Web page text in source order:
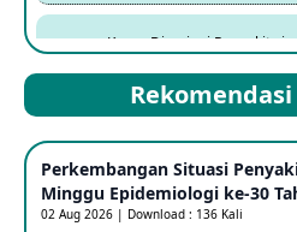
Kasus Dicurigai Penyakit
Mpox Clade 1b di Taiwan
25 May 2026
Perkembangan Situasi
Minggu Epidemiologi ke-30
02 Aug 2026 | Download : 136 Kali